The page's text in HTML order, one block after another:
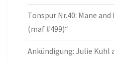
Tonspur Nr.40: Mane
(maf #499)“
Ankündigung: Julie Kuhl